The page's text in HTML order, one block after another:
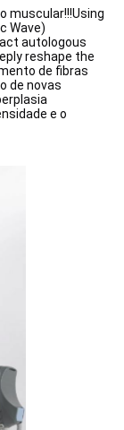
muscular!!!Using
Wave)
autologous
reshape the
de fibras
de novas
e o